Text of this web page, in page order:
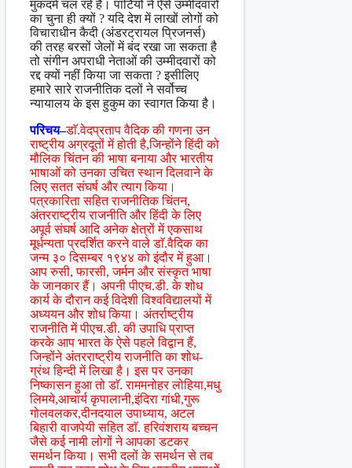
मुकदमे चल रहे हैं। पार्टियों ने ऐसे उम्मीदवारों
का चुना ही क्यों ? यदि देश में लाखों लोगों को
विचाराधीन कैदी (अंडरट्रायल प्रिजनर्स)
की तरह बरसों जेलों में बंद रखा जा सकता है
तो संगीन अपराधी नेताओं की उम्मीदवारों को
रद्द क्यों नहीं किया जा सकता ? इसीलिए
हमारे सारे राजनीतिक दलों ने सर्वोच्च
न्यायालय के इस हुकुम का स्वागत किया है।
परिचय–डाॅ.वेदप्रताप वैदिक की गणना उन
राष्ट्रीय अग्रदूतों में होती है,जिन्होंने हिंदी को
मौलिक चिंतन की भाषा बनाया और भारतीय
भाषाओं को उनका उचित स्थान दिलवाने के
लिए सतत संघर्ष और त्याग किया।
पत्रकारिता सहित राजनीतिक चिंतन,
अंतरराष्ट्रीय राजनीति और हिंदी के लिए
अपूर्व संघर्ष आदि अनेक क्षेत्रों में एकसाथ
मूर्धन्यता प्रदर्शित करने वाले डाॅ.वैदिक का
जन्म ३० दिसम्बर १९४४ को इंदौर में हुआ।
आप रुसी, फारसी, जर्मन और संस्कृत भाषा
के जानकार हैं। अपनी पीएच.डी. के शोध
कार्य के दौरान कई विदेशी विश्वविद्यालयों में
अध्ययन और शोध किया। अंतर्राष्ट्रीय
राजनीति में पीएच.डी. की उपाधि प्राप्त
करके आप भारत के ऐसे पहले विद्वान हैं,
जिन्होंने अंतरराष्ट्रीय राजनीति का शोध-
ग्रंथ हिन्दी में लिखा है। इस पर उनका
निष्कासन हुआ तो डाॅ. राममनोहर लोहिया,मधु
लिमये,आचार्य कृपालानी,इंदिरा गांधी,गुरू
गोलवलकर,दीनदयाल उपाध्याय, अटल
बिहारी वाजपेयी सहित डाॅ. हरिवंशराय बच्चन
जैसे कई नामी लोगों ने आपका डटकर
समर्थन किया। सभी दलों के समर्थन से तब